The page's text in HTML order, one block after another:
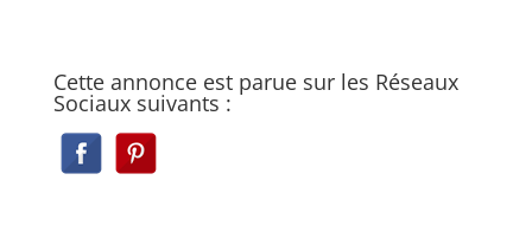
Cette annonce est parue sur les Réseaux
Sociaux suivants :